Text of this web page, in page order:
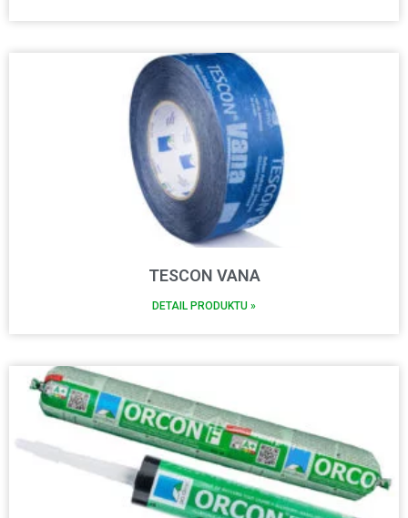
TESCON VANA
DETAIL PRODUKTU »